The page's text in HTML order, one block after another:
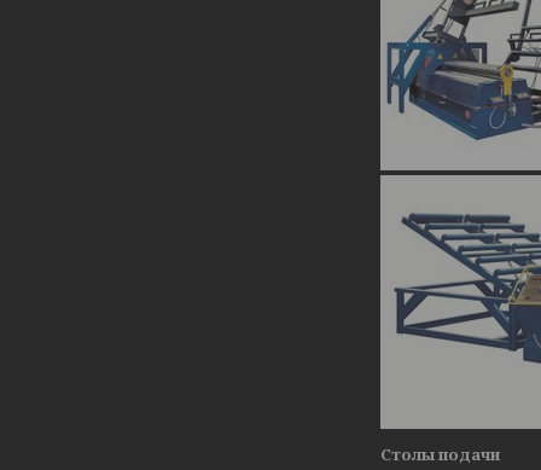
Столы подачи